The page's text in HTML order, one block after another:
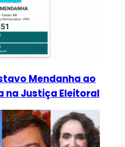
Mendanha ao
na Justiça Eleitoral